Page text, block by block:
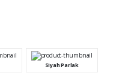
Siyah Parlak